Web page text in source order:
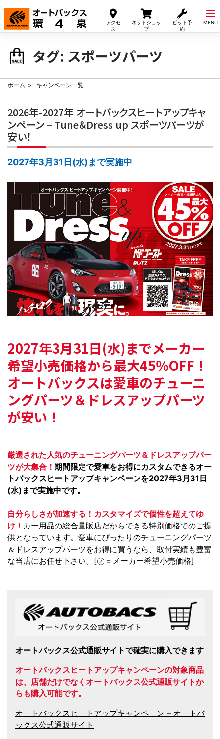
アクセ
ス
ネットショッ
プ
ピット予
約
MENU
Skip
content
タグ: スポーツパーツ
ホーム キャンペーン一覧
2026年-2027年 オートバックスヒートアップキャ
ンペーン – Tune＆Dress up スポーツパーツが
安い！
2027年3月31日(水)まで実施中
2027年3月31日(水)までメーカー
希望小売価格から最大45％OFF！
オートバックスは愛車のチューニ
ングパーツ＆ドレスアップパーツ
が安い！
厳選された人気のチューニングパーツ＆ドレスアップパー
ツが大集合！ 期間限定で愛車をお得にカスタムできるオー
トバックスヒートアップキャンペーンを2027年3月31日
(水)まで実施中です。
自分らしさが加速する！カスタマイズで個性を超えてゆ
け！ カー用品の総合量販店だからできる特別価格でのご提
供となっています。愛車にぴったりのチューニングパーツ
＆ドレスアップパーツをお得に買うなら、取付実績も豊富
な当店にお任せ下さい。[㋱＝メーカー希望小売価格]
オートバックス公式通販サイトで確実に購入できます
オートバックスヒートアップキャンペーンの対象商品
は、店舗だけでなくオートバックス公式通販サイトか
らも購入可能です。
オートバックスヒートアップキャンペーン – オートバ
ックス公式通販サイト